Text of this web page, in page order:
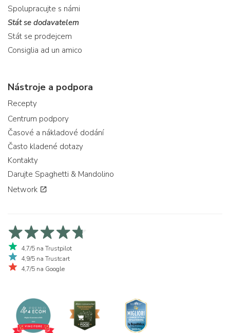
Spolupracujte s námi
Stát se dodavatelem
Stát se prodejcem
Consiglia ad un amico
Nástroje a podpora
Recepty
Centrum podpory
Časové a nákladové dodání
Často kladené dotazy
Kontakty
Darujte Spaghetti & Mandolino
Network
4,7/5 na Trustpilot
4,9/5 na Trustcart
4,7/5 na Google